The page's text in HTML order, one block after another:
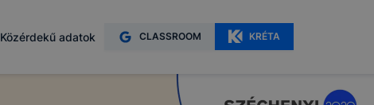
Közérdekű adatok CLASSROOM KRÉTA